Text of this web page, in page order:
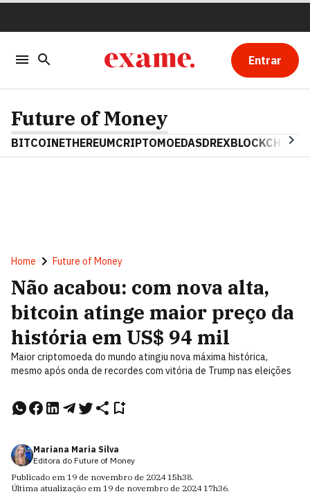
Entrar
Future of Money
BITCOINETHEREUMCRIPTOMOEDASDREXBLOCKCHAIN
Home Future of Money
Não acabou: com nova alta,
bitcoin atinge maior preço da
história em US$ 94 mil
Maior criptomoeda do mundo atingiu nova máxima histórica,
mesmo após onda de recordes com vitória de Trump nas eleições
Mariana Maria Silva
Editora do Future of Money
Publicado em 19 de novembro de 2024 15h38.
Última atualização em 19 de novembro de 2024 17h36.